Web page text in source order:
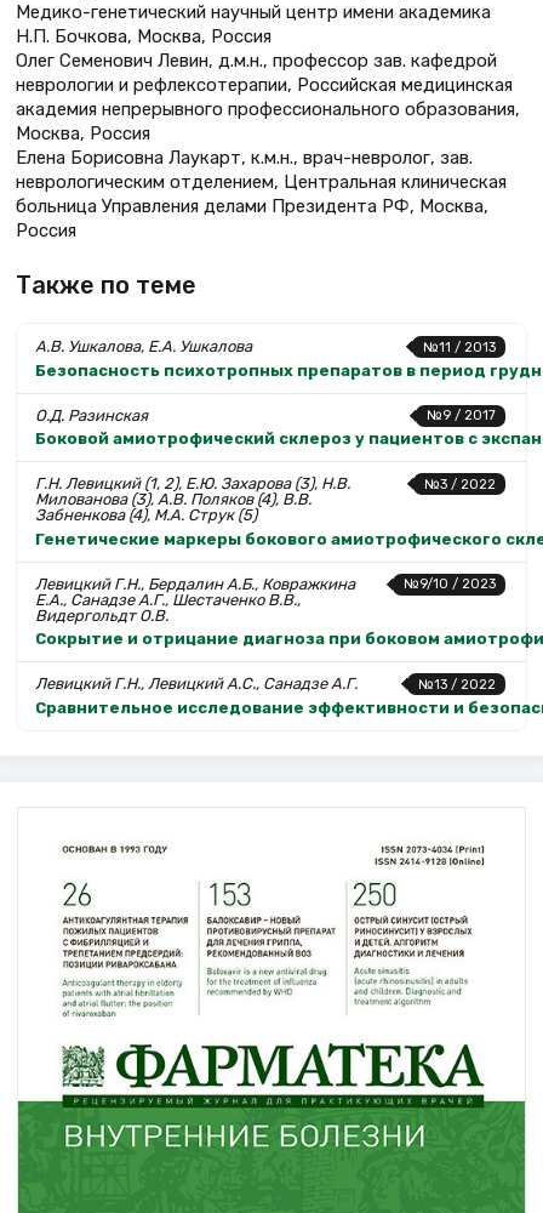
Медико-генетический научный центр имени академика
Н.П. Бочкова, Москва, Россия
Олег Семенович Левин, д.м.н., профессор зав. кафедрой
неврологии и рефлексотерапии, Российская медицинская
академия непрерывного профессионального образования,
Москва, Россия
Елена Борисовна Лаукарт, к.м.н., врач-невролог, зав.
неврологическим отделением, Центральная клиническая
больница Управления делами Президента РФ, Москва,
Россия
Также по теме
№11 / 2013
А.В. Ушкалова, Е.А. Ушкалова
Безопасность психотропных препаратов в период
№9 / 2017
О.Д. Разинская
Боковой амиотрофический склероз у пациентов с
№3 / 2022
Г.Н. Левицкий (1, 2), Е.Ю. Захарова (3), Н.В.
Милованова (3), А.В. Поляков (4), В.В.
Забненкова (4), М.А. Струк (5)
Генетические маркеры бокового амиотрофического
№9/10 / 2023
Левицкий Г.Н., Бердалин А.Б., Ковражкина
Е.А., Санадзе А.Г., Шестаченко В.В.,
Видергольдт О.В.
Сокрытие и отрицание диагноза при боковом
№13 / 2022
Левицкий Г.Н., Левицкий А.С., Санадзе А.Г.
Сравнительное исследование эффективности и